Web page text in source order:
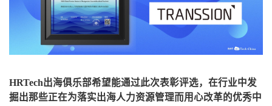
HRTech出海俱乐部希望能通过此次表彰评选，在行业中发
掘出那些正在为落实出海人力资源管理而用心改革的优秀中